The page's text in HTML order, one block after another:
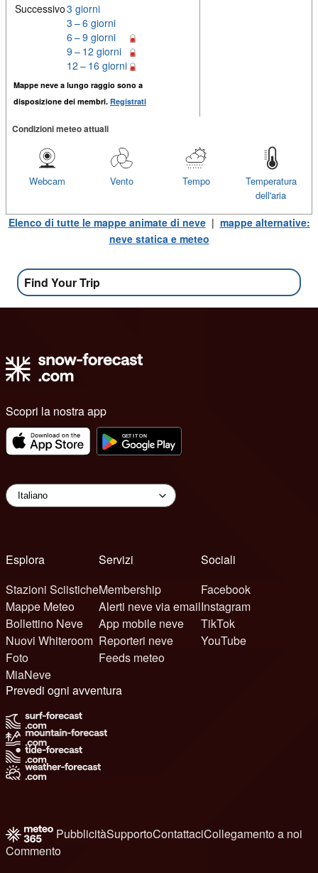
Successivo3 giorni
3 – 6 giorni
6 – 9 giorni
9 – 12 giorni
12 – 16 giorni
Mappe neve a lungo raggio sono a
disposizione dei membri. Registrati
Condizioni meteo attuali
Temperatura
dell'aria
Tempo
Vento
Webcam
Elenco di tutte le mappe animate di neve| mappe alternative:
neve statica e meteo
Find Your Trip
Scopri la nostra app
Esplora
Stazioni Sciistiche
Mappe Meteo
Bollettino Neve
Nuovi Whiteroom
Foto
MiaNeve
Servizi
Membership
Alerti neve via email
App mobile neve
Reporteri neve
Feeds meteo
Sociali
Facebook
Instagram
TikTok
YouTube
Prevedi ogni avventura
PubblicitàSupportoContattaciCollegamento a noi
Commento